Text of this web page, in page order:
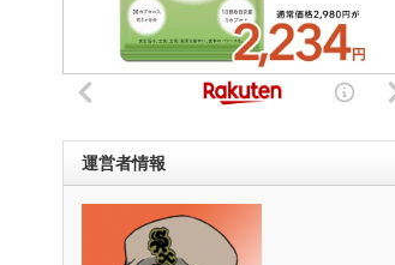
運営者情報